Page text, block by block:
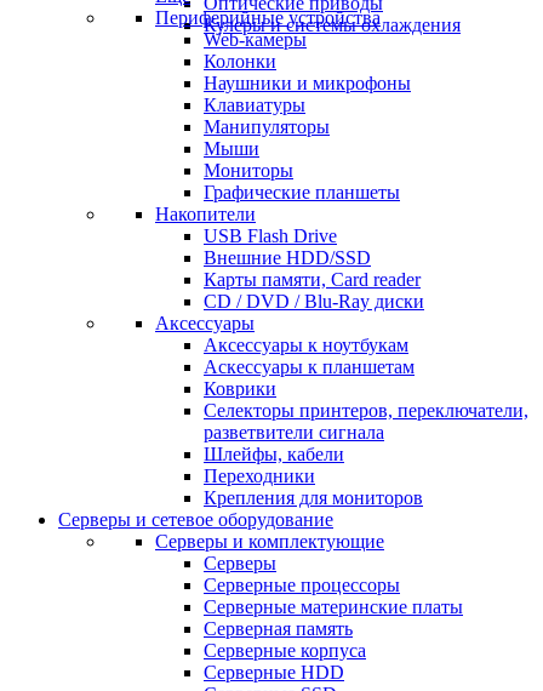
Кулеры и системы охлаждения
Периферийные устройства
Web-камеры
Колонки
Наушники и микрофоны
Клавиатуры
Манипуляторы
Мыши
Мониторы
Графические планшеты
Накопители
USB Flash Drive
Внешние HDD/SSD
Карты памяти, Card reader
CD / DVD / Blu-Ray диски
Аксессуары
Аксессуары к ноутбукам
Аскессуары к планшетам
Коврики
Селекторы принтеров, переключатели,
разветвители сигнала
Шлейфы, кабели
Переходники
Крепления для мониторов
Серверы и сетевое оборудование
Серверы и комплектующие
Серверы
Серверные процессоры
Серверные материнские платы
Серверная память
Серверные корпуса
Серверные HDD